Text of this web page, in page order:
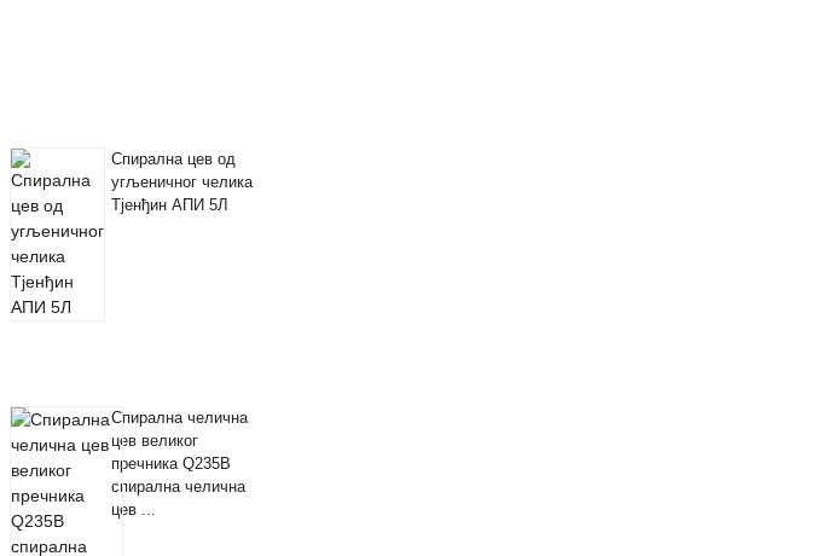
Спирална цев од
угљеничног челика
Тјенђин АПИ 5Л
Спирална челична
цев великог
пречника Q235B
спирална челична
цев ...